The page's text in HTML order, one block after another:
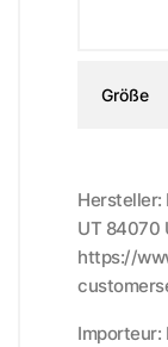
Größe
Hersteller:
UT 84070
https://
Importeur: